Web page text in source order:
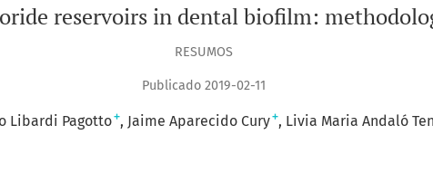
reservoirs in dental biofilm:
RESUMOS
Publicado 2019-02-11
Libardi Pagotto+ Jaime Aparecido Cury+ Livia Maria Andaló